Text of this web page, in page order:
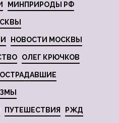
МИНПРИРОДЫ РФ
НОВОСТИ МОСКВЫ
ОЛЕГ КРЮЧКОВ
ПУТЕШЕСТВИЯ РЖД